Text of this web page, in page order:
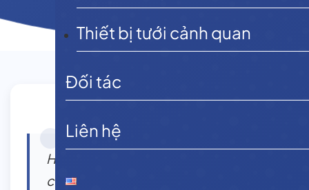
Thiết bị tưới cảnh quan
Đối tác
Liên hệ
Hiện nay, các tòa nhà văn phòng
cho thuê xuất hiện ngày càng nhiều